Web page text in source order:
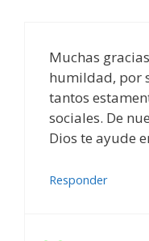
Muchas
humildad, por
tantos
sociales. De
Dios te ayude
Responder